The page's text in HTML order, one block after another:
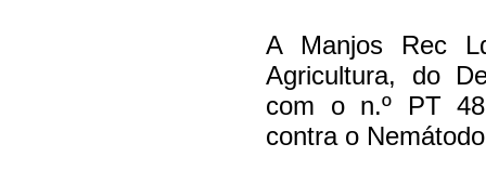
A Manjos Rec
Agricultura, do
com o n.º PT
contra o